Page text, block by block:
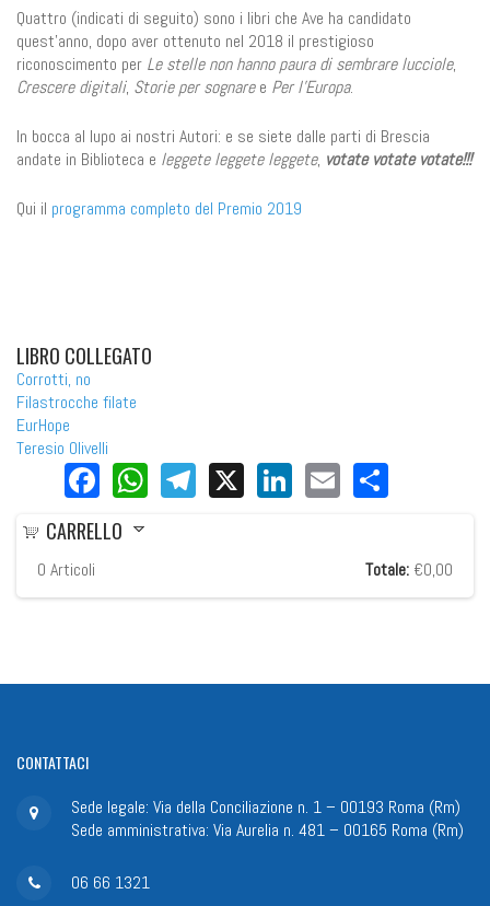
Quattro (indicati di seguito) sono i libri che Ave ha candidato
quest'anno, dopo aver ottenuto nel 2018 il prestigioso
riconoscimento per Le stelle non hanno paura di sembrare lucciole,
Crescere digitali, Storie per sognaree Per l'Europa.
In bocca al lupo ai nostri Autori: e se siete dalle parti di Brescia
andate in Biblioteca e leggete leggete leggete, votate votate votate!!!
Qui il programma completo del Premio 2019
LIBRO COLLEGATO
Corrotti, no
Filastrocche filate
EurHope
Teresio Olivelli
Facebook
WhatsApp
Telegram
X LinkedIn
Email
CARRELLO
0 Articoli Totale: €0,00
CONTATTACI
Sede legale: Via della Conciliazione n. 1 – 00193 Roma (Rm)
Sede amministrativa: Via Aurelia n. 481 – 00165 Roma (Rm)
06 66 1321